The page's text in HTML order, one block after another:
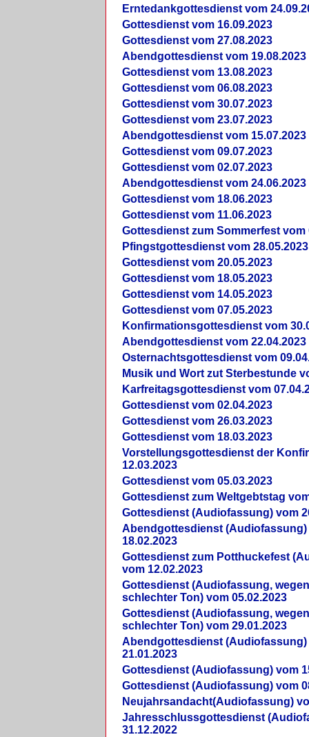
Erntedankgottesdienst vom
Gottesdienst vom 16.09.2023
Gottesdienst vom 27.08.2023
Abendgottesdienst vom 19.08.2023
Gottesdienst vom 13.08.2023
Gottesdienst vom 06.08.2023
Gottesdienst vom 30.07.2023
Gottesdienst vom 23.07.2023
Abendgottesdienst vom 15.07.2023
Gottesdienst vom 09.07.2023
Gottesdienst vom 02.07.2023
Abendgottesdienst vom 24.06.2023
Gottesdienst vom 18.06.2023
Gottesdienst vom 11.06.2023
Gottesdienst zum Sommerfest vom
Pfingstgottesdienst vom 28.05.2023
Gottesdienst vom 20.05.2023
Gottesdienst vom 18.05.2023
Gottesdienst vom 14.05.2023
Gottesdienst vom 07.05.2023
Konfirmationsgottesdienst vom
Abendgottesdienst vom 22.04.2023
Osternachtsgottesdienst vom
Musik und Wort zut Sterbestunde
Karfreitagsgottesdienst vom
Gottesdienst vom 02.04.2023
Gottesdienst vom 26.03.2023
Gottesdienst vom 18.03.2023
Vorstellungsgottesdienst der
12.03.2023
Gottesdienst vom 05.03.2023
Gottesdienst zum Weltgebtstag
Gottesdienst (Audiofassung) vom
Abendgottesdienst (Audiofassung)
18.02.2023
Gottesdienst zum Potthuckefest
vom 12.02.2023
Gottesdienst (Audiofassung,
schlechter Ton) vom 05.02.2023
Gottesdienst (Audiofassung,
schlechter Ton) vom 29.01.2023
Abendgottesdienst (Audiofassung)
21.01.2023
Gottesdienst (Audiofassung) vom
Gottesdienst (Audiofassung) vom
Neujahrsandacht(Audiofassung)
Jahresschlussgottesdienst
31.12.2022